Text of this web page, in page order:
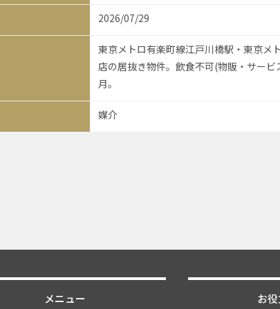
2026/07/29
東京メトロ有楽町線江戸川橋駅・東京メ
店の居抜き物件。飲食不可(物販・サー
月。
媒介
メニュー お